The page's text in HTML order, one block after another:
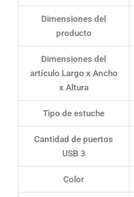
Dimensiones del
producto
Dimensiones del
artículo Largo x Ancho
x Altura
Tipo de estuche
Cantidad de puertos
USB 3
Color